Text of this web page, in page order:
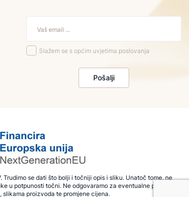
Slažem se s općim uvjetima poslovanja
Pošalji
se dati što bolji i točniji opis i sliku. Unatoč tome, ne
u potpunosti točni. Ne odgovaramo za eventualne pogreške
slikama proizvoda te promjene cijena.